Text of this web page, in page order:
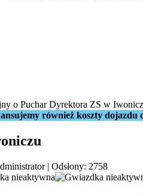
o Puchar Dyrektora ZS w
również koszty dojazdu
| Odsłony: 2758